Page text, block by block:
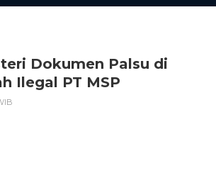
Dokumen Palsu di
Ilegal PT MSP